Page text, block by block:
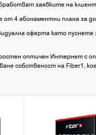
заявките на
от 4 абонаментни плана за
оферта като пуснете
оптичен Интернет с
собственост на Fiber1,